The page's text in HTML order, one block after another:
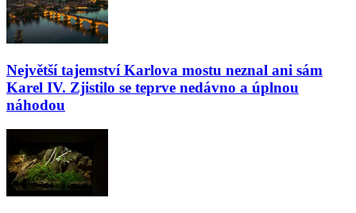
Největší tajemství Karlova mostu neznal ani sám
Karel IV. Zjistilo se teprve nedávno a úplnou
náhodou